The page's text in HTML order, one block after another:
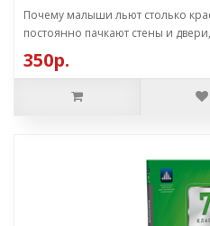
Почему малыши льют столько
постоянно пачкают стены и
350р.